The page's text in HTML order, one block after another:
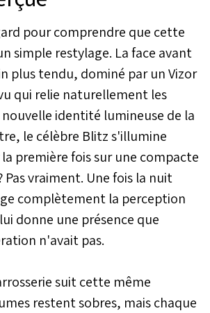
moteur 1.2 litre essence
de 130 ch, le SUV urbain
d'Opel est commercialisé
à partir de 245.000 DH.
pour comprendre que cette
simple restylage. La face avant
plus tendu, dominé par un Vizor
qui relie naturellement les
identité lumineuse de la
le célèbre Blitz s'illumine
première fois sur une compacte
Pas vraiment. Une fois la nuit
complètement la perception
donne une présence que
n'avait pas.
suit cette même
restent sobres, mais chaque